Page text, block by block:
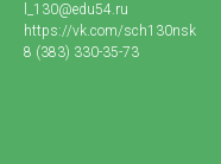
l_130@edu54.ru
https://vk.com/sch130nsk
8 (383) 330-35-73